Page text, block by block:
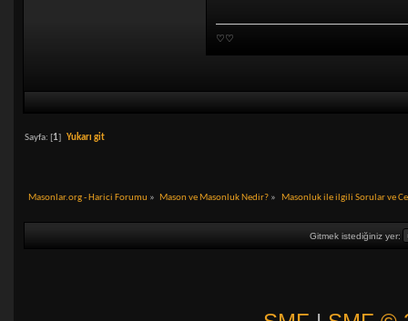
♡♡
Sayfa: [1] Yukarı git
Masonlar.org - Harici Forumu » Mason ve Masonluk Nedir? » Masonluk ile ilgili Sorular ve
Gitmek istediğiniz yer: